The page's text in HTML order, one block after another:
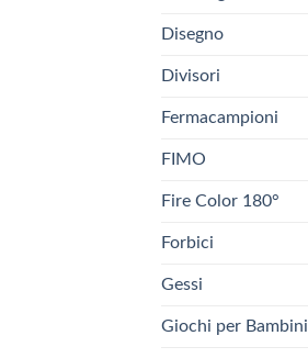
Disegno
Divisori
Fermacampioni
FIMO
Fire Color 180°
Forbici
Gessi
Giochi per Bambini